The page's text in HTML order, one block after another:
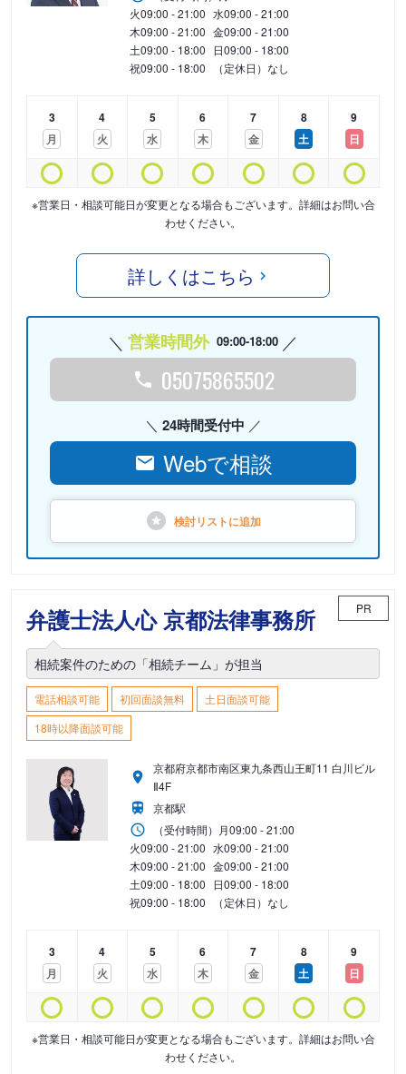
火09:00 - 21:00 水09:00 - 21:00
木09:00 - 21:00 金09:00 - 21:00
土09:00 - 18:00 日09:00 - 18:00
祝09:00 - 18:00 （定休日）なし
3
月
4
火
5
水
6
木
7
金
8
土
9
日
※営業日・相談可能日が変更となる場合もございます。詳細はお問い合
わせください。
詳しくはこちら
営業時間外 09:00-18:00
05075865502
24時間受付中
Webで相談
検討リストに追加
弁護士法人心 京都法律事務所 PR
相続案件のための「相続チーム」が担当
電話相談可能 初回面談無料
土日面談可能
18時以降面談可能
京都府京都市南区東九条西山王町11 白川ビル
Ⅱ4F
京都駅
（受付時間） 月09:00 - 21:00
火09:00 - 21:00 水09:00 - 21:00
木09:00 - 21:00 金09:00 - 21:00
土09:00 - 18:00 日09:00 - 18:00
祝09:00 - 18:00 （定休日）なし
3
月
4
火
5
水
6
木
7
金
8
土
9
日
※営業日・相談可能日が変更となる場合もございます。詳細はお問い合
わせください。